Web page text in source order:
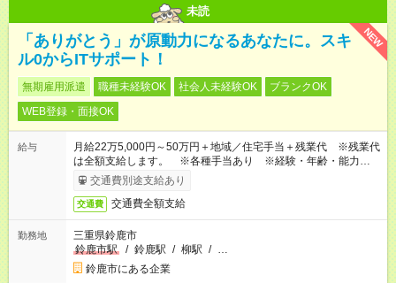
未読
NEW
「ありがとう」が原動力になるあなたに。スキ
ル0からITサポート！
無期雇用派遣 職種未経験OK 社会人未経験OK
ブランクOK
WEB登録・面接OK
給与
月給22万5,000円～50万円＋地域／住宅手当＋残業代 ※残業代
は全額支給します。 ※各種手当あり ※経験・年齢・能力等を
考慮して加給・優遇します。
交通費別途支給あり
交通費 交通費全額支給
勤務地
三重県鈴鹿市
鈴鹿市駅
/ 鈴鹿駅 / 柳駅 / …
鈴鹿市にある企業